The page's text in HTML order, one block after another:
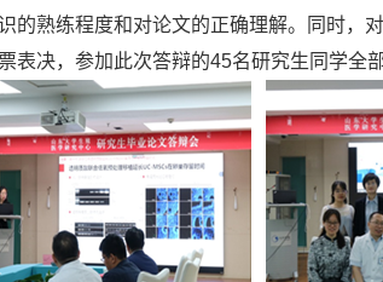
的熟练程度和对论文的正确理解。同时，
表决，参加此次答辩的45名研究生同学全